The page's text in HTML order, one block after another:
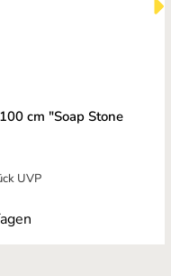
cm "Soap Stone
UVP